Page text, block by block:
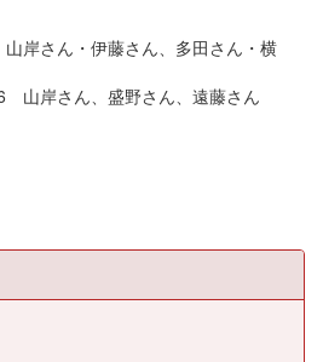
岸さん・伊藤さん、多田さん・横
山岸さん、盛野さん、遠藤さん